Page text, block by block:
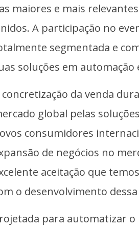
maiores e mais
A participação no
segmentada e
soluções em
concretização da venda
global pelas
consumidores
de negócios no
aceitação que
o desenvolvimento dessa
para automatizar o